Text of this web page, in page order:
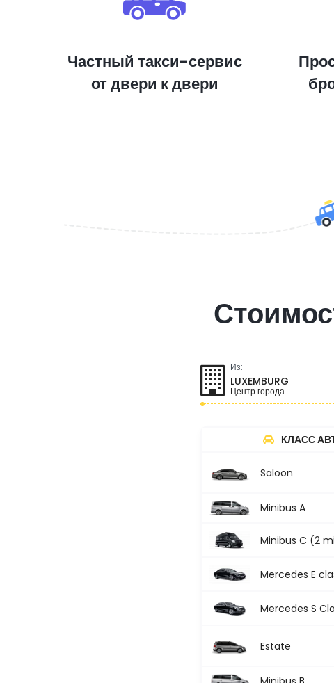
Частный такси-сервис
от двери к двери
Из:
LUXEMBURG
Центр города
КЛАСС
Saloon
Minibus A
Minibus C (2
Mercedes E
Mercedes S
Estate